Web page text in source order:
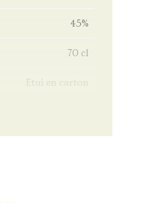
45%
70 cl
Etui en carton